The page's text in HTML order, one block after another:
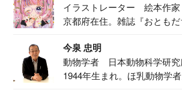
イラストレーター 絵本作家
京都府在住。雑誌『おとも
今泉 忠明
動物学者 日本動物科学研
1944年生まれ。ほ乳動物学